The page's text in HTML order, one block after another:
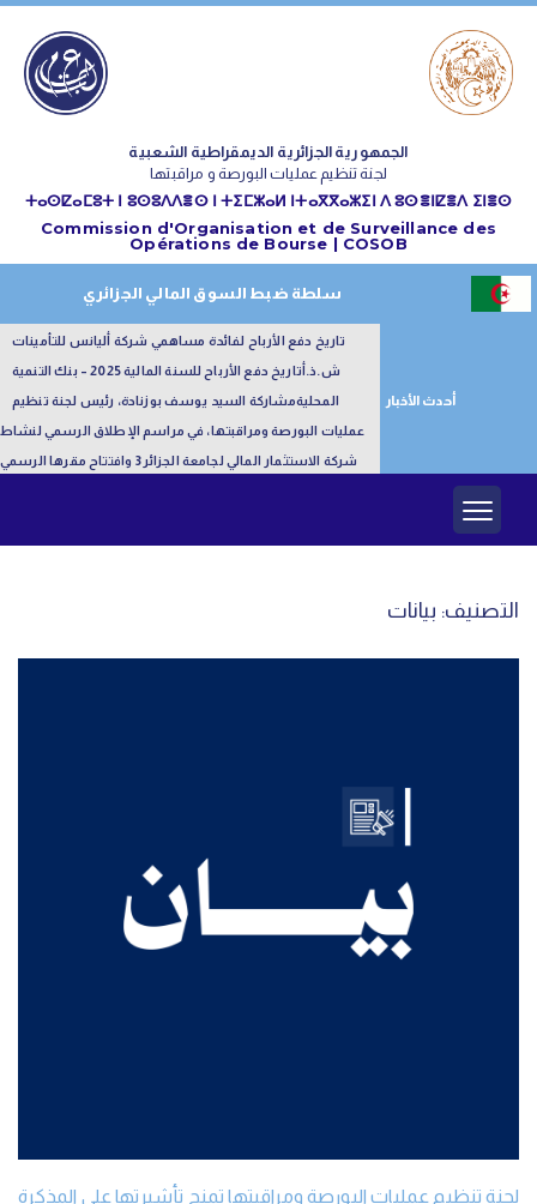
الجمهورية الجزائرية الديمقراطية الشعبية
لجنة تنظيم عمليات البورصة و مراقبتها
ⵜⴰⵙⵇⴰⵎⵓⵜ ⵏ ⵓⵙⵓⴷⴷⴻⵙ ⵏ ⵜⵉⵎⵣⴰⵍ ⵏⵜⴰⴳⴳⴰⵣⵉⵏ ⴷ ⵓⵙⴻⵏⵇⴻⴷ ⵉⵏⴻⵙ
Commission d'Organisation et de Surveillance des
Opérations de Bourse | COSOB
سلطة ضبط السوق المالي الجزائري
أحدث الأخبار
تاريخ دفع الأرباح لفائدة مساهمي شركة أليانس للتأمينات
ش.ذ.أ تاريخ دفع الأرباح للسنة المالية 2025 – بنك التنمية
المحليةمشاركة السيد يوسف بوزنادة، رئيس لجنة تنظيم
عمليات البورصة ومراقبتها، في مراسم الإطلاق الرسمي لنشاط
شركة الاستثمار المالي لجامعة الجزائر3 وافتتاح مقرها الرسمي
التصنيف: بيانات
لجنة تنظيم عمليات البورصة ومراقبتها تمنح تأشيرتها على المذكرة